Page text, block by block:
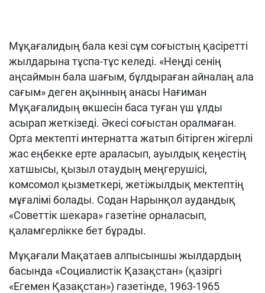
Мұқағалидың бала кезі сұм соғыстың қасіретті
жылдарына тұспа-тұс келеді. «Неңді сенің
аңсаймын бала шағым, бұлдыраған айналаң ала
сағым» деген ақынның анасы Нағиман
Мұқағалидың өкшесін баса туған үш ұлды
асырап жеткізеді. Әкесі соғыстан оралмаған.
Орта мектепті интернатта жатып бітірген жігерлі
жас еңбекке ерте араласып, ауылдық кеңестің
хатшысы, қызыл отаудың меңгерушісі,
комсомол қызметкері, жетіжылдық мектептің
мұғалімі болады. Содан Нарынқол аудандық
«Советтік шекара» газетіне орналасып,
қаламгерлікке бет бұрады.
Мұқағали Мақатаев алпысыншы жылдардың
басында «Социалистік Қазақстан» (қазіргі
«Егемен Қазақстан») газетінде, 1963-1965